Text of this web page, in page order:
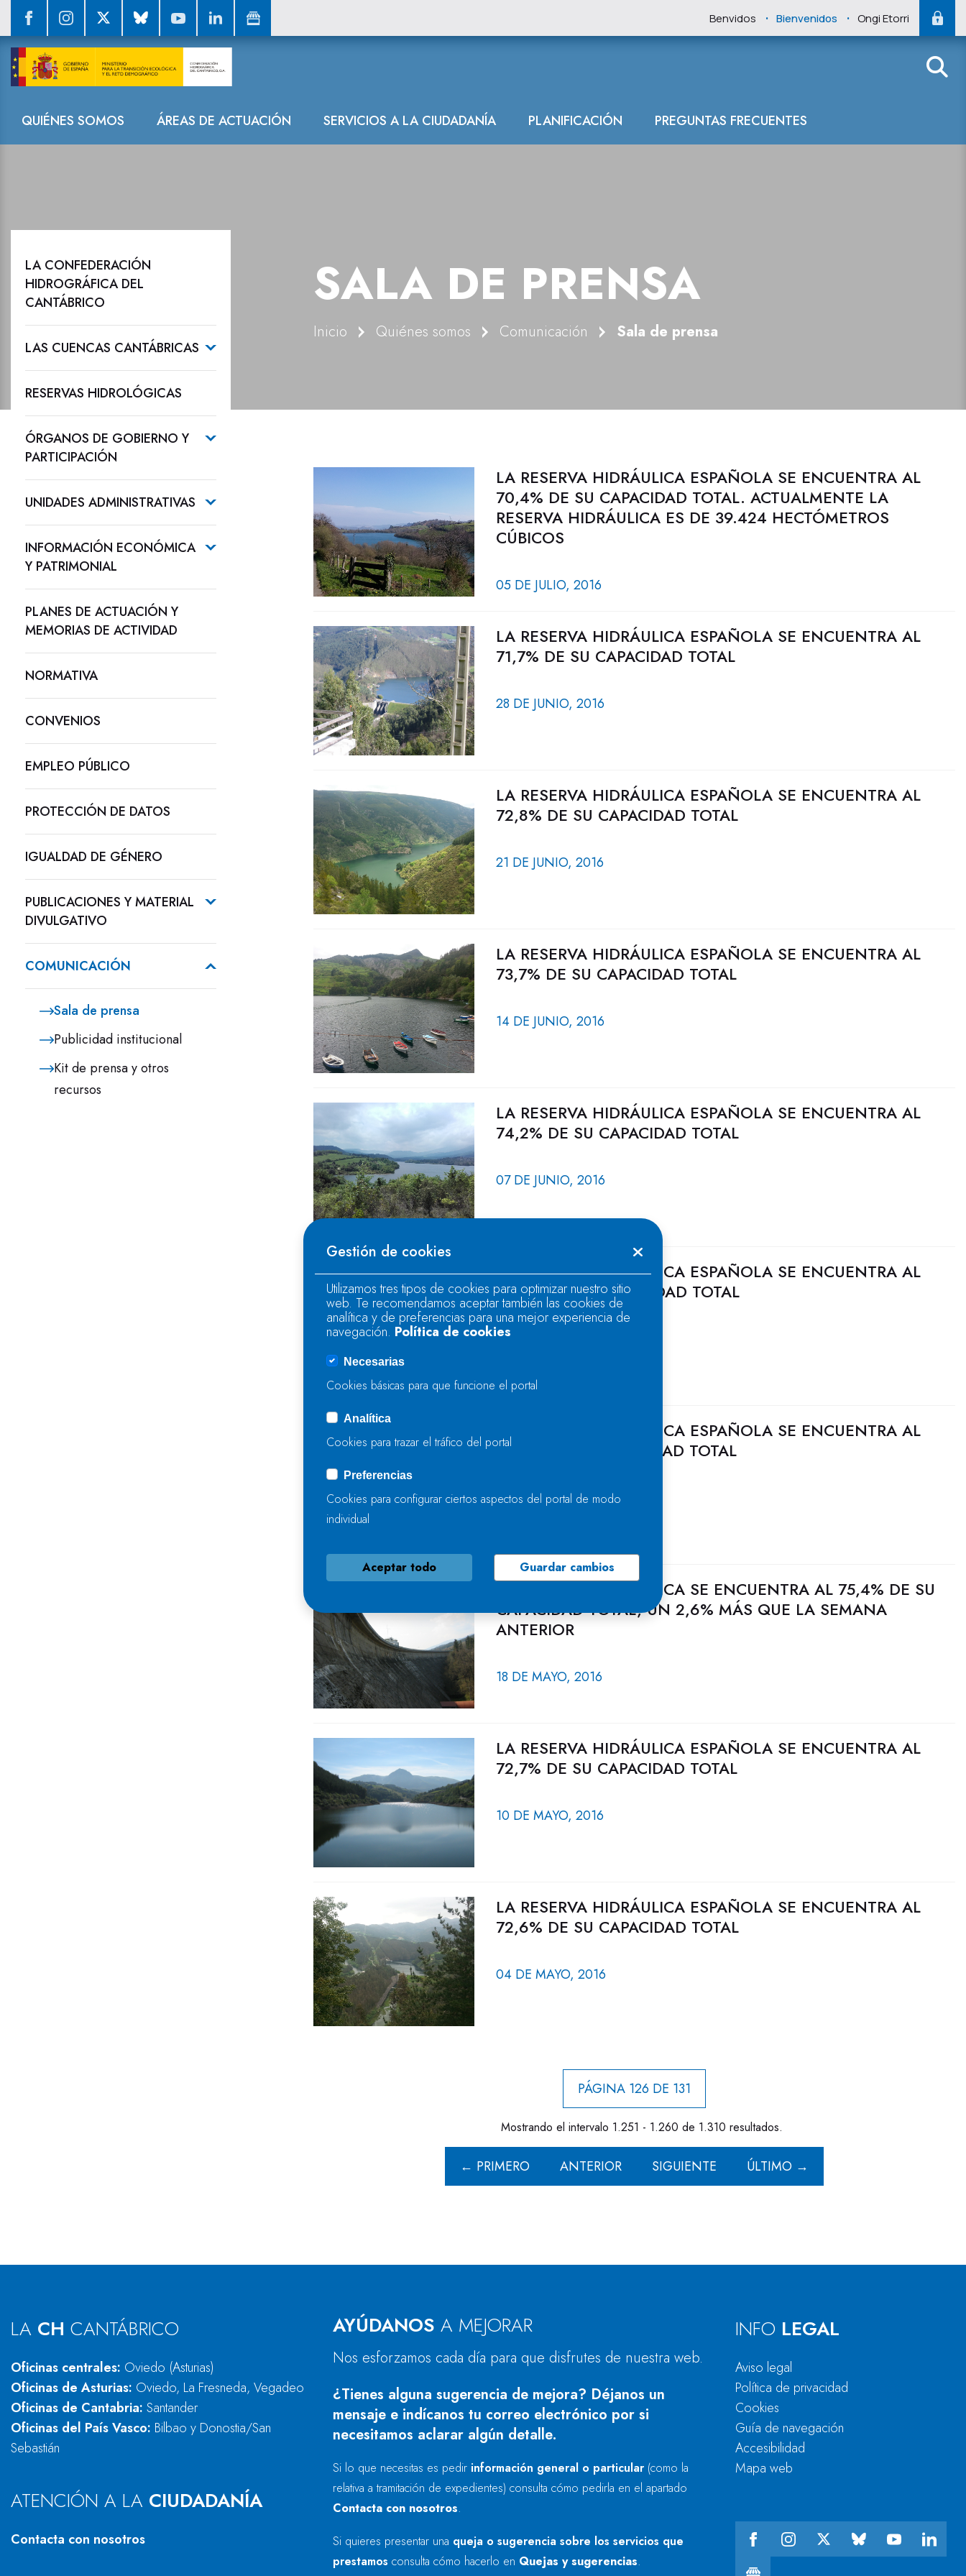
Benvidos . Bienvenidos . Ongi Etorri
Navegación
QUIÉNES SOMOS ÁREAS DE ACTUACIÓN SERVICIOS A LA CIUDADANÍA PLANIFICACIÓN PREGUNTAS FRECUENTES
Sala de prensa
SALA DE PRENSA
Inicio Quiénes somos Comunicación Sala de prensa
LA CONFEDERACIÓN
HIDROGRÁFICA DEL
CANTÁBRICO
LAS CUENCAS CANTÁBRICAS
RESERVAS HIDROLÓGICAS
ÓRGANOS DE GOBIERNO Y
PARTICIPACIÓN
UNIDADES ADMINISTRATIVAS
INFORMACIÓN ECONÓMICA
Y PATRIMONIAL
PLANES DE ACTUACIÓN Y
MEMORIAS DE ACTIVIDAD
NORMATIVA
CONVENIOS
EMPLEO PÚBLICO
PROTECCIÓN DE DATOS
IGUALDAD DE GÉNERO
PUBLICACIONES Y MATERIAL
DIVULGATIVO
COMUNICACIÓN
Sala de prensa
Publicidad institucional
Kit de prensa y otros
recursos
LA RESERVA HIDRÁULICA ESPAÑOLA SE ENCUENTRA AL
70,4% DE SU CAPACIDAD TOTAL. ACTUALMENTE LA
RESERVA HIDRÁULICA ES DE 39.424 HECTÓMETROS
CÚBICOS
05 DE JULIO, 2016
LA RESERVA HIDRÁULICA ESPAÑOLA SE ENCUENTRA AL
71,7% DE SU CAPACIDAD TOTAL
28 DE JUNIO, 2016
LA RESERVA HIDRÁULICA ESPAÑOLA SE ENCUENTRA AL
72,8% DE SU CAPACIDAD TOTAL
21 DE JUNIO, 2016
LA RESERVA HIDRÁULICA ESPAÑOLA SE ENCUENTRA AL
73,7% DE SU CAPACIDAD TOTAL
14 DE JUNIO, 2016
LA RESERVA HIDRÁULICA ESPAÑOLA SE ENCUENTRA AL
74,2% DE SU CAPACIDAD TOTAL
07 DE JUNIO, 2016
LA RESERVA HIDRÁULICA ESPAÑOLA SE ENCUENTRA AL
74,9% DE SU CAPACIDAD TOTAL
31 DE MAYO, 2016
LA RESERVA HIDRÁULICA ESPAÑOLA SE ENCUENTRA AL
75,3% DE SU CAPACIDAD TOTAL
24 DE MAYO, 2016
LA RESERVA HIDRÁULICA SE ENCUENTRA AL 75,4% DE SU
CAPACIDAD TOTAL, UN 2,6% MÁS QUE LA SEMANA
ANTERIOR
18 DE MAYO, 2016
LA RESERVA HIDRÁULICA ESPAÑOLA SE ENCUENTRA AL
72,7% DE SU CAPACIDAD TOTAL
10 DE MAYO, 2016
LA RESERVA HIDRÁULICA ESPAÑOLA SE ENCUENTRA AL
72,6% DE SU CAPACIDAD TOTAL
04 DE MAYO, 2016
PÁGINA 126 DE 131
Mostrando el intervalo 1.251 - 1.260 de 1.310 resultados.
← PRIMERO ANTERIOR SIGUIENTE ÚLTIMO →
LA CH CANTÁBRICO
Oficinas centrales: Oviedo (Asturias)
Oficinas de Asturias: Oviedo, La Fresneda, Vegadeo
Oficinas de Cantabria: Santander
Oficinas del País Vasco: Bilbao y Donostia/San
Sebastián
ATENCIÓN A LA CIUDADANÍA
Contacta con nosotros
AYÚDANOS A MEJORAR
Nos esforzamos cada día para que disfrutes de nuestra web.
¿Tienes alguna sugerencia de mejora? Déjanos un
mensaje e indícanos tu correo electrónico por si
necesitamos aclarar algún detalle.
Si lo que necesitas es pedir información general o particular (como la
relativa a tramitación de expedientes) consulta cómo pedirla en el apartado
Contacta con nosotros.
Si quieres presentar una queja o sugerencia sobre los servicios que
prestamos consulta cómo hacerlo en Quejas y sugerencias.
INFO LEGAL
Aviso legal
Política de privacidad
Cookies
Guía de navegación
Accesibilidad
Mapa web
Gestión de cookies
Utilizamos tres tipos de cookies para optimizar nuestro sitio
web. Te recomendamos aceptar también las cookies de
analítica y de preferencias para una mejor experiencia de
navegación. Política de cookies
Necesarias
Cookies básicas para que funcione el portal
Analítica
Cookies para trazar el tráfico del portal
Preferencias
Cookies para configurar ciertos aspectos del portal de modo
individual
Aceptar todo Guardar cambios